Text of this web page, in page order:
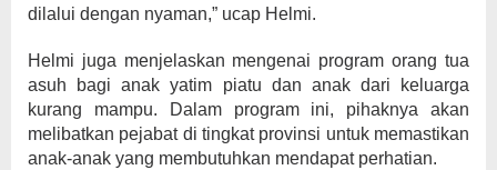
dilalui dengan nyaman,” ucap Helmi.
Helmi juga menjelaskan mengenai program orang tua
asuh bagi anak yatim piatu dan anak dari keluarga
kurang mampu. Dalam program ini, pihaknya akan
melibatkan pejabat di tingkat provinsi untuk memastikan
anak-anak yang membutuhkan mendapat perhatian.